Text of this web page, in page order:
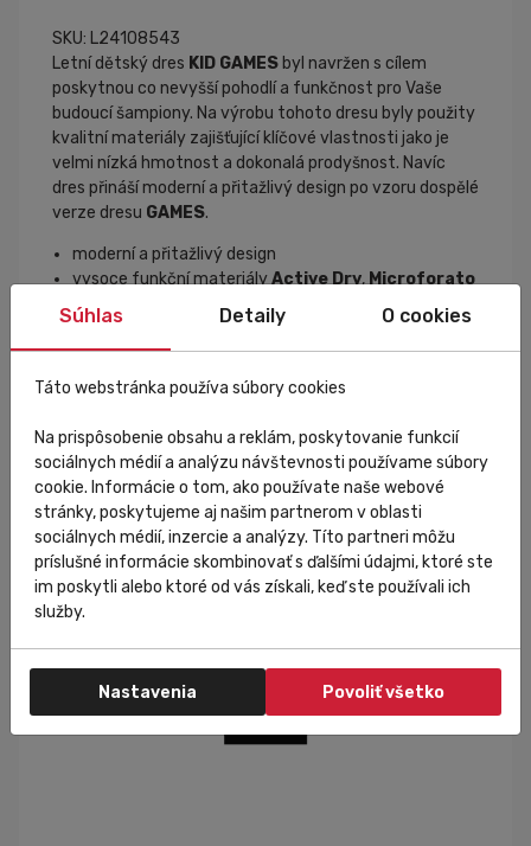
SKU: L24108543
Letní dětský dres KID GAMES byl navržen s cílem
poskytnou co nevyšší pohodlí a funkčnost pro Vaše
budoucí šampiony. Na výrobu tohoto dresu byly použity
kvalitní materiály zajišťující klíčové vlastnosti jako je
velmi nízká hmotnost a dokonalá prodyšnost. Navíc
dres přináší moderní a přitažlivý design po vzoru dospělé
verze dresu GAMES.
moderní a přitažlivý design
vysoce funkční materiályActive Dry,Microforato
Light
hmotnost pouze 80 g
vhodné použití pro teploty od 18 °C do 30 °C
Špecifikácia
Veľkostná tabuľka
Súhlas Detaily O cookies
Táto webstránka používa súbory cookies
Na prispôsobenie obsahu a reklám, poskytovanie funkcií
sociálnych médií a analýzu návštevnosti používame súbory
cookie. Informácie o tom, ako používate naše webové
stránky, poskytujeme aj našim partnerom v oblasti
sociálnych médií, inzercie a analýzy. Títo partneri môžu
príslušné informácie skombinovať s ďalšími údajmi, ktoré ste
im poskytli alebo ktoré od vás získali, keď ste používali ich
služby.
Nastavenia Povoliť všetko